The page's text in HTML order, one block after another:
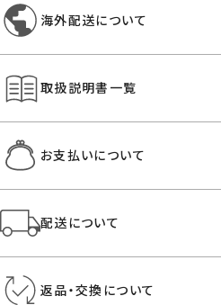
海外配送について
取扱説明書一覧
お支払いについて
配送について
返品・交換について